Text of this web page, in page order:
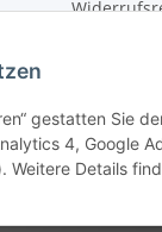
gestatten Sie
4, Google
Weitere Details